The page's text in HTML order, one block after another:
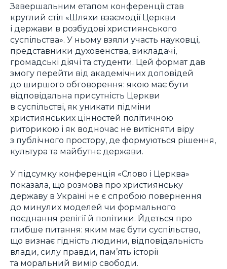
Завершальним етапом конференції став
круглий стіл «Шляхи взаємодії Церкви
і держави в розбудові християнського
суспільства». У ньому взяли участь науковці,
представники духовенства, викладачі,
громадські діячі та студенти. Цей формат дав
змогу перейти від академічних доповідей
до ширшого обговорення: якою має бути
відповідальна присутність Церкви
в суспільстві, як уникати підміни
християнських цінностей політичною
риторикою і як водночас не витісняти віру
з публічного простору, де формуються рішення,
культура та майбутнє держави.
У підсумку конференція «Слово і Церква»
показала, що розмова про християнську
державу в Україні не є спробою повернення
до минулих моделей чи формального
поєднання релігії й політики. Йдеться про
глибше питання: яким має бути суспільство,
що визнає гідність людини, відповідальність
влади, силу правди, пам’ять історії
та моральний вимір свободи.